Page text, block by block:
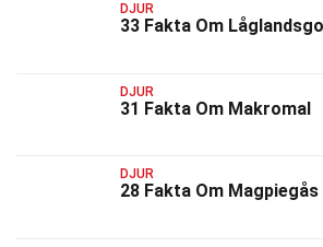
DJUR
33 Fakta Om
DJUR
31 Fakta Om Makromal
DJUR
28 Fakta Om Magpiegås